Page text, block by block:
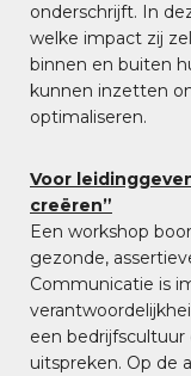
onderschrijft. In
welke impact zij
binnen en buiten
kunnen inzetten
optimaliseren.
Voor
creëren”
Een workshop
gezonde,
Communicatie is
een
uitspreken. Op de